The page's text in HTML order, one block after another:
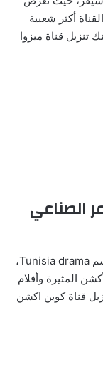
أكثر شعبية
تنزيل قناة ميزوا
الصناعي
تظهر قناة كوين اكشن ضمن قنوات الرسيفر باسم Tunisia drama،
المثيرة وأفلام
قناة كوين اكشن